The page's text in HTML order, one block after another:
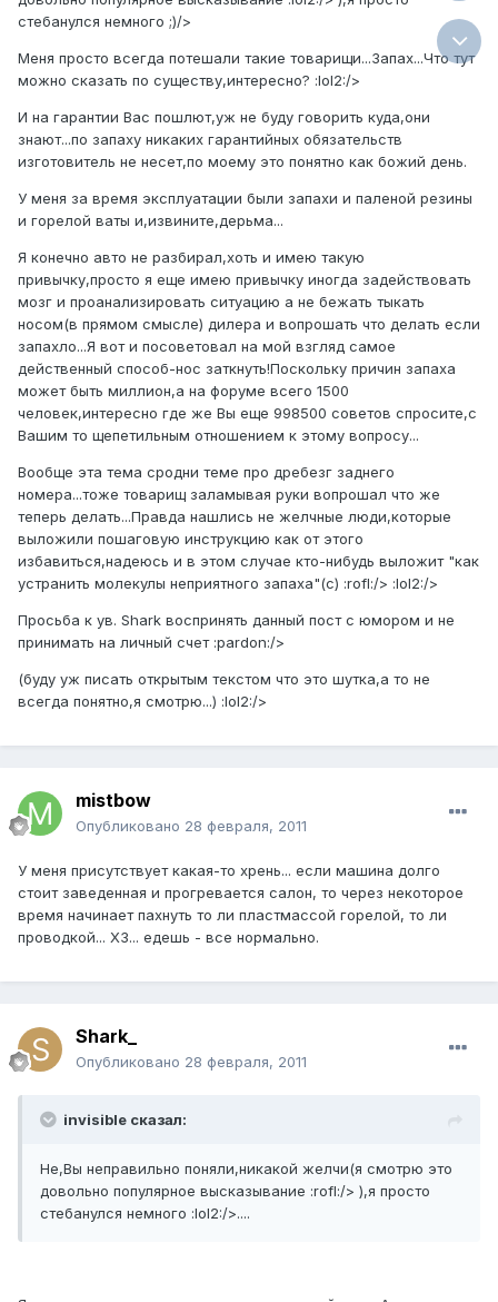
стебанулся немного ;)/>
Меня просто всегда потешали такие товарищи...Запах...Что тут
можно сказать по существу,интересно? :lol2:/>
И на гарантии Вас пошлют,уж не буду говорить куда,они
знают...по запаху никаких гарантийных обязательств
изготовитель не несет,по моему это понятно как божий день.
У меня за время эксплуатации были запахи и паленой резины
и горелой ваты и,извините,дерьма...
Я конечно авто не разбирал,хоть и имею такую
привычку,просто я еще имею привычку иногда задействовать
мозг и проанализировать ситуацию а не бежать тыкать
носом(в прямом смысле) дилера и вопрошать что делать если
запахло...Я вот и посоветовал на мой взгляд самое
действенный способ-нос заткнуть!Поскольку причин запаха
может быть миллион,а на форуме всего 1500
человек,интересно где же Вы еще 998500 советов спросите,с
Вашим то щепетильным отношением к этому вопросу...
Вообще эта тема сродни теме про дребезг заднего
номера...тоже товарищ заламывая руки вопрошал что же
теперь делать...Правда нашлись не желчные люди,которые
выложили пошаговую инструкцию как от этого
избавиться,надеюсь и в этом случае кто-нибудь выложит "как
устранить молекулы неприятного запаха"(с) :rofl:/> :lol2:/>
Просьба к ув. Shark воспринять данный пост с юмором и не
принимать на личный счет :pardon:/>
(буду уж писать открытым текстом что это шутка,а то не
всегда понятно,я смотрю...) :lol2:/>
mistbow
Опубликовано 28 февраля, 2011
У меня присутствует какая-то хрень... если машина долго
стоит заведенная и прогревается салон, то через некоторое
время начинает пахнуть то ли пластмассой горелой, то ли
проводкой... ХЗ... едешь - все нормально.
Shark_
Опубликовано 28 февраля, 2011
invisible сказал:
Не,Вы неправильно поняли,никакой желчи(я смотрю это
довольно популярное высказывание :rofl:/> ),я просто
стебанулся немного :lol2:/>....